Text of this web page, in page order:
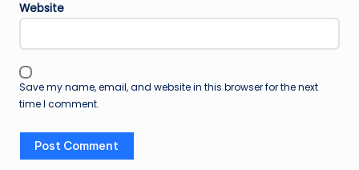
Website
Save my name, email, and website in this browser for the next
time I comment.